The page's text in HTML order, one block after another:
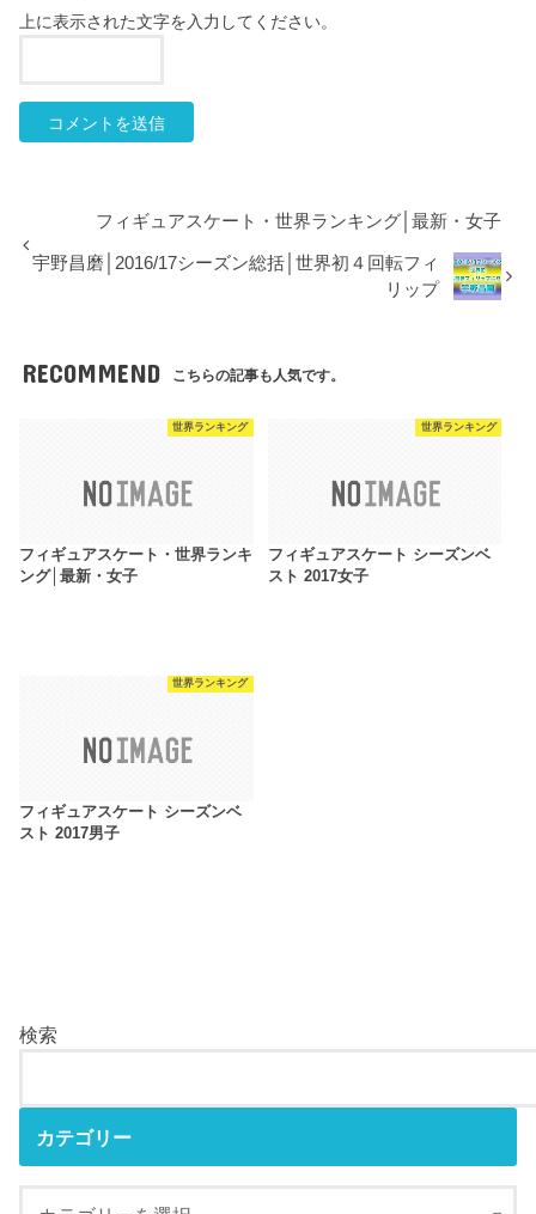
上に表示された文字を入力してください。
フィギュアスケート・世界ランキング│最新・女子
宇野昌磨│2016/17シーズン総括│世界初４回転フィ
リップ
RECOMMEND こちらの記事も人気です。
世界ランキング
フィギュアスケート・世界ランキ
ング│最新・女子
世界ランキング
フィギュアスケート シーズンベ
スト 2017女子
世界ランキング
フィギュアスケート シーズンベ
スト 2017男子
検索
カテゴリー